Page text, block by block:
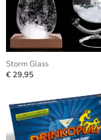
Storm Glass
€ 29,95